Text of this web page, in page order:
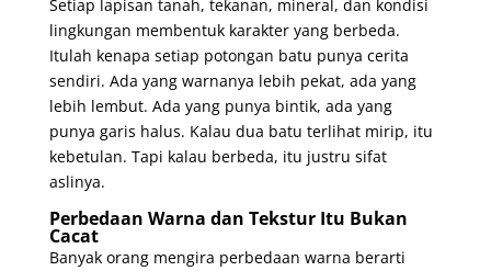
Setiap lapisan tanah, tekanan, mineral, dan kondisi
lingkungan membentuk karakter yang berbeda.
Itulah kenapa setiap potongan batu punya cerita
sendiri. Ada yang warnanya lebih pekat, ada yang
lebih lembut. Ada yang punya bintik, ada yang
punya garis halus. Kalau dua batu terlihat mirip, itu
kebetulan. Tapi kalau berbeda, itu justru sifat
aslinya.
Perbedaan Warna dan Tekstur Itu Bukan
Cacat
Banyak orang mengira perbedaan warna berarti